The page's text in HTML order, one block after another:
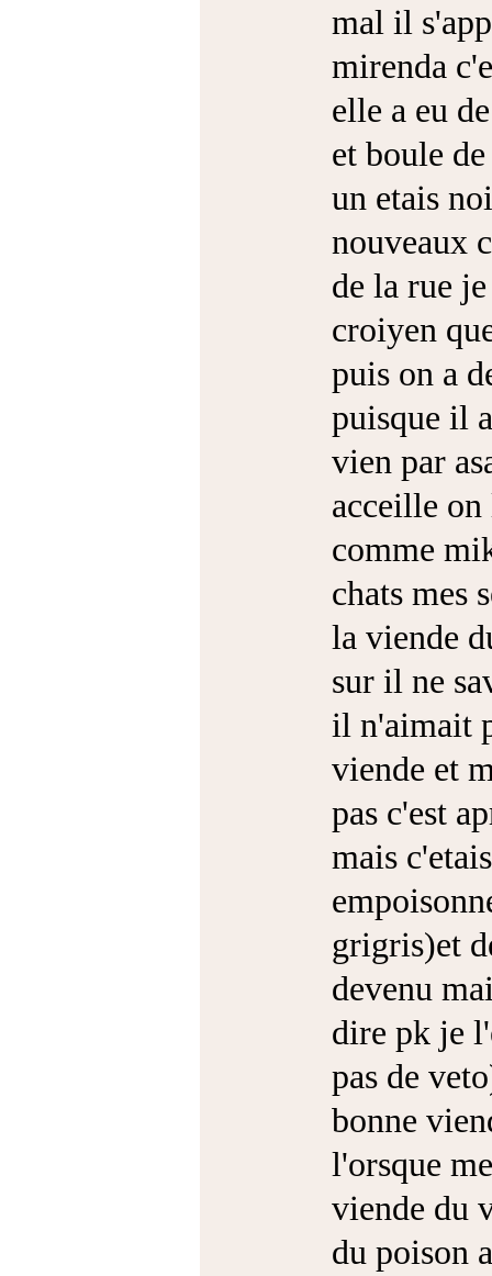
mal il
mirenda
elle a eu
et boule
un etais
nouveaux
de la rue
croiyen
puis on a
puisque il
vien par
acceille
comme
chats mes
la viende
sur il ne
il n'aimait
viende et
pas c'est
mais
grigris)et
devenu
dire pk je
pas de
bonne
l'orsque
viende du
du poison